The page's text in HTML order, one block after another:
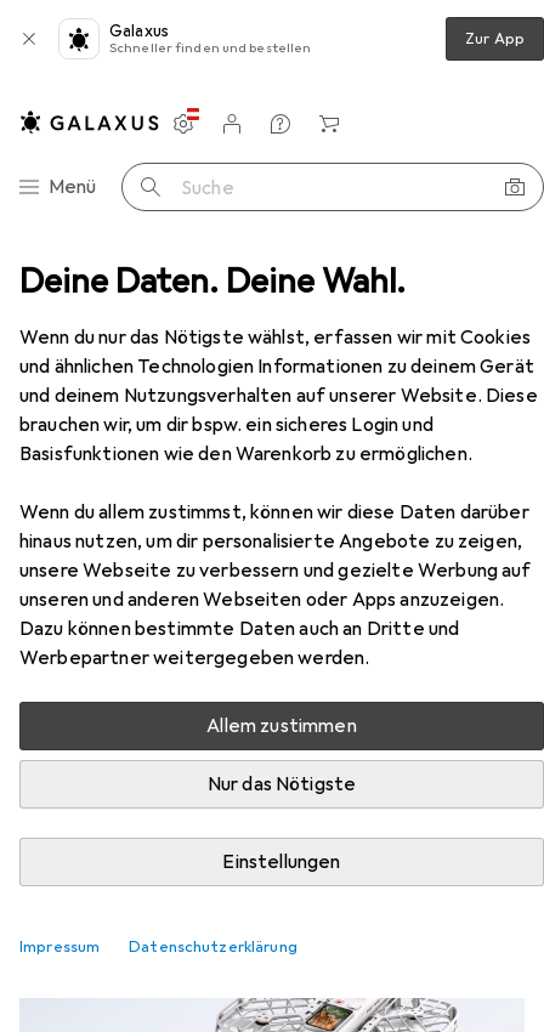
Deine Daten. Deine Wahl.
Wenn du nur das Nötigste wählst, erfassen wir mit Cookies
und ähnlichen Technologien Informationen zu deinem Gerät
und deinem Nutzungsverhalten auf unserer Website. Diese
brauchen wir, um dir bspw. ein sicheres Login und
Basisfunktionen wie den Warenkorb zu ermöglichen.
Wenn du allem zustimmst, können wir diese Daten darüber
hinaus nutzen, um dir personalisierte Angebote zu zeigen,
unsere Webseite zu verbessern und gezielte Werbung auf
unseren und anderen Webseiten oder Apps anzuzeigen.
Dazu können bestimmte Daten auch an Dritte und
Werbepartner weitergegeben werden.
Allem zustimmen
Nur das Nötigste
Einstellungen
Impressum Datenschutzerklärung
Galaxus
Schneller finden und bestellen Zur App
Navigation nach Kategorien
Menü Suche
Einstellungen
Kundenkonto
Vergleichslisten
Merklisten
Warenkorb
galaxus.at – Onlineshop. Community. Magazin
News & Trends
Vorstoß in die Tiefen: «Grounded 2»
bekommt Unterwasser-Basen und
Zipline-Comeback
Debora Pape2 Likes
22 Kommentare
2